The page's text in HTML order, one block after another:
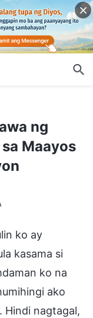
ng
Maayos
ko ay
kasama si
ko na
ako
Hindi nagtagal,